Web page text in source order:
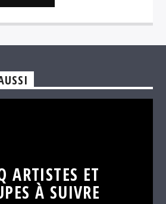
ARTISTES ET
À SUIVRE